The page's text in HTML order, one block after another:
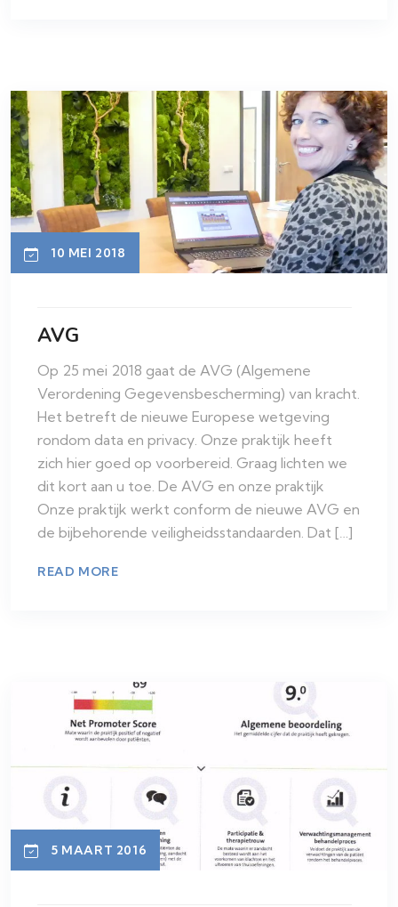
10 MEI 2018
AVG
Op 25 mei 2018 gaat de AVG (Algemene
Verordening Gegevensbescherming) van kracht.
Het betreft de nieuwe Europese wetgeving
rondom data en privacy. Onze praktijk heeft
zich hier goed op voorbereid. Graag lichten we
dit kort aan u toe. De AVG en onze praktijk
Onze praktijk werkt conform de nieuwe AVG en
de bijbehorende veiligheidsstandaarden. Dat […]
READ MORE
5 MAART 2016